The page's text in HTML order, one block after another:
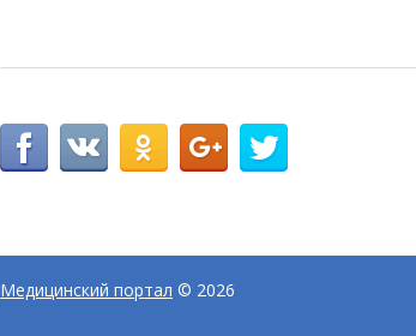
Медицинский портал © 2026